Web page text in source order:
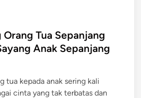
Orang Tua Sepanjang
Anak Sepanjang
tua kepada anak sering kali
cinta yang tak terbatas dan